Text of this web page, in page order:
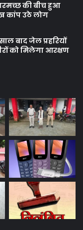
की बीच हुआ
कांप उठे लोग
बाद जेल प्रहरियों
को मिलेगा आरक्षण